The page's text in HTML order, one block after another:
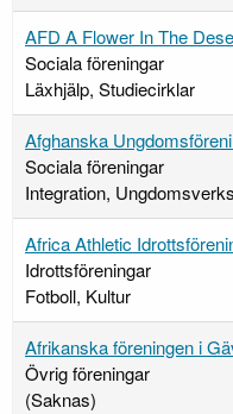
AFD A Flower In The
Sociala föreningar
Läxhjälp, Studiecirklar
Afghanska
Sociala föreningar
Integration,
Africa Athletic
Idrottsföreningar
Fotboll, Kultur
Afrikanska föreningen i
Övrig föreningar
(Saknas)